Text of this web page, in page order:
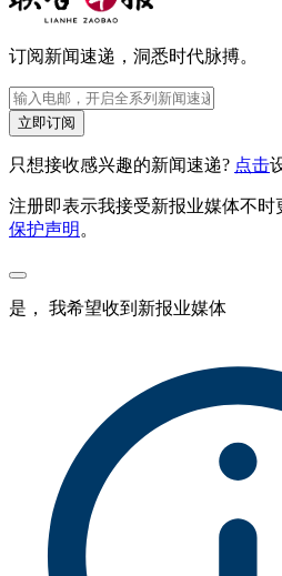
订阅新闻速递，洞悉时代脉搏。
立即订阅
只想接收感兴趣的新闻速递? 点击
注册即表示我接受新报业媒体不时
保护声明 。
是， 我希望收到新报业媒体